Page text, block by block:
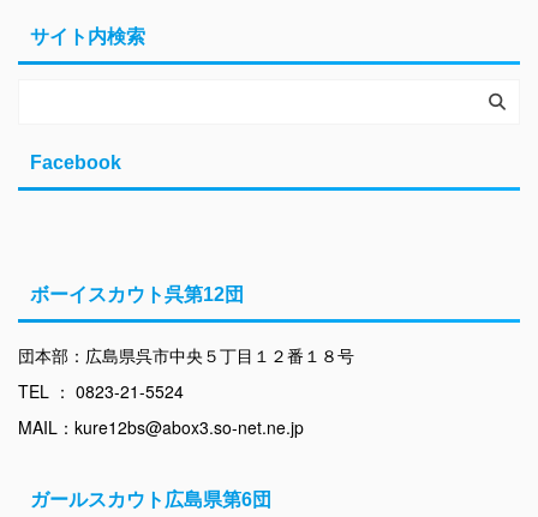
サイト内検索
Facebook
ボーイスカウト呉第12団
団本部：広島県呉市中央５丁目１２番１８号
TEL ： 0823-21-5524
MAIL：kure12bs@abox3.so-net.ne.jp
ガールスカウト広島県第6団